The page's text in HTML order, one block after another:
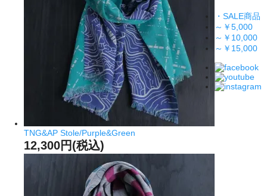
TNG&AP Stole/Purple&Green
12,300円(税込)
・SALE商品
～￥5,000
～￥10,000
～￥15,000